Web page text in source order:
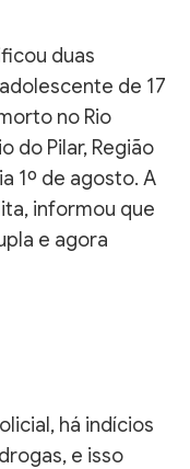
duas
de 17
no Rio
do Pilar, Região
1º de agosto. A
informou que
e agora
há indícios
e isso